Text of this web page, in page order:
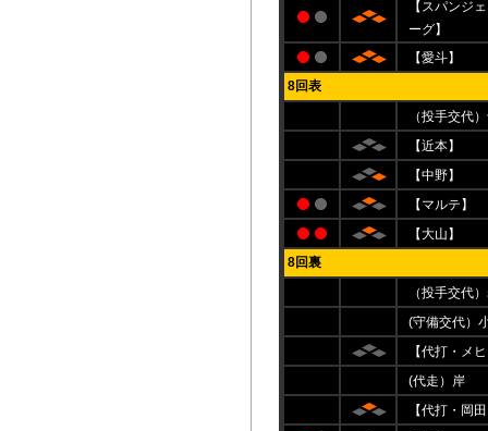
【スパンジ
ーグ】
【愛斗】
8回表
（投手交
【近本】
【中野】
【マルテ】
【大山】
8回裏
（投手交
(守備交代）
【代打・メ
(代走）岸
【代打・岡